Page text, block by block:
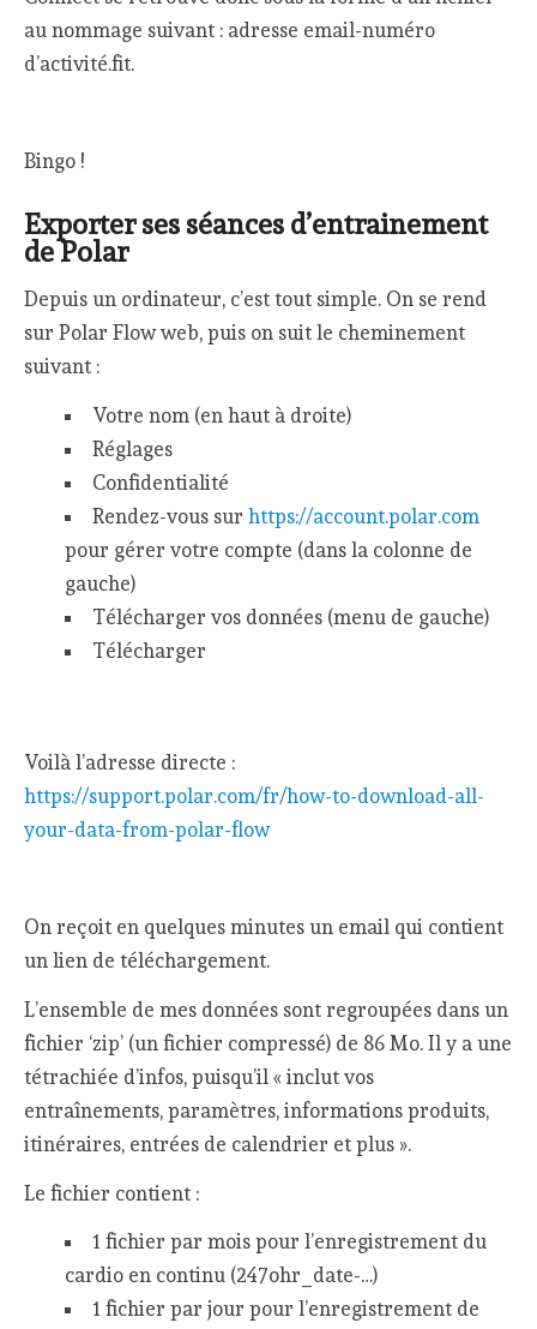
au nommage suivant : adresse email-numéro
d’activité.fit.
Bingo !
Exporter ses séances d’entrainement
de Polar
Depuis un ordinateur, c’est tout simple. On se rend
sur Polar Flow web, puis on suit le cheminement
suivant :
Votre nom (en haut à droite)
Réglages
Confidentialité
Rendez-vous sur https://account.polar.com
pour gérer votre compte (dans la colonne de
gauche)
Télécharger vos données (menu de gauche)
Télécharger
Voilà l’adresse directe :
https://support.polar.com/fr/how-to-download-all-
your-data-from-polar-flow
On reçoit en quelques minutes un email qui contient
un lien de téléchargement.
L’ensemble de mes données sont regroupées dans un
fichier ‘zip’ (un fichier compressé) de 86 Mo. Il y a une
tétrachiée d’infos, puisqu’il « inclut vos
entraînements, paramètres, informations produits,
itinéraires, entrées de calendrier et plus ».
Le fichier contient :
1 fichier par mois pour l’enregistrement du
cardio en continu (247ohr_date-…)
1 fichier par jour pour l’enregistrement de